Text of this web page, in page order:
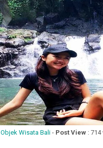
Objek Wisata Bali - Post View :